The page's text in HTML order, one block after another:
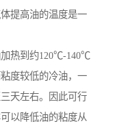
提高油的温度是一
加热到约120℃-140℃
度较低的冷油，一
天左右。因此可行
以降低油的粘度从